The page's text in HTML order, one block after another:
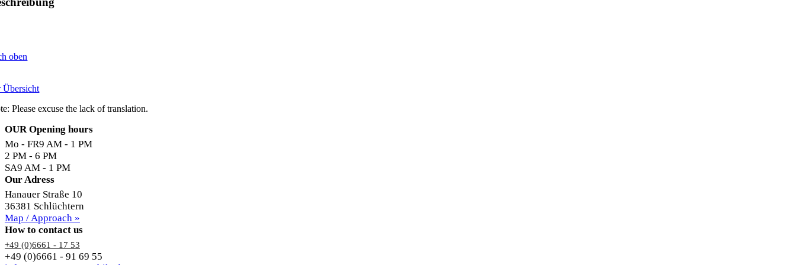
oben
Übersicht
Please excuse the lack of translation.
OUR Opening hours
Mo - FR9 AM - 1 PM
2 PM - 6 PM
SA9 AM - 1 PM
Our Adress
Hanauer Straße 10
36381 Schlüchtern
Map / Approach »
How to contact us
+49 (0)6661 - 17 53
+49 (0)6661 - 91 69 55